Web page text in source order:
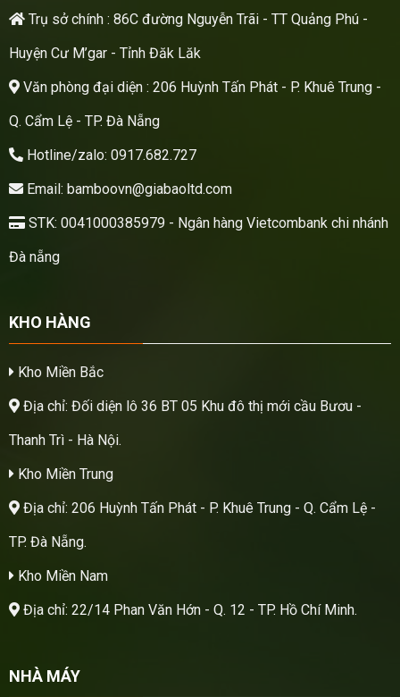
Trụ sở chính : 86C đường Nguyễn Trãi - TT Quảng Phú -
Huyện Cư M’gar - Tỉnh Đăk Lăk
Văn phòng đại diện : 206 Huỳnh Tấn Phát - P. Khuê Trung -
Q. Cẩm Lệ - TP. Đà Nẵng
Hotline/zalo: 0917.682.727
Email: bamboovn@giabaoltd.com
STK: 0041000385979 - Ngân hàng Vietcombank chi nhánh
Đà nẵng
KHO HÀNG
Kho Miền Bắc
Địa chỉ: Đối diện lô 36 BT 05 Khu đô thị mới cầu Bươu -
Thanh Trì - Hà Nội.
Kho Miền Trung
Địa chỉ: 206 Huỳnh Tấn Phát - P. Khuê Trung - Q. Cẩm Lệ -
TP. Đà Nẵng.
Kho Miền Nam
Địa chỉ: 22/14 Phan Văn Hớn - Q. 12 - TP. Hồ Chí Minh.
NHÀ MÁY